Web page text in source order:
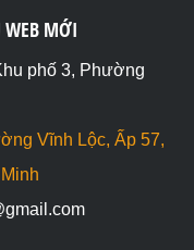
WEB MỚI
phố 3, Phường
Vĩnh Lộc, Ấp 57,